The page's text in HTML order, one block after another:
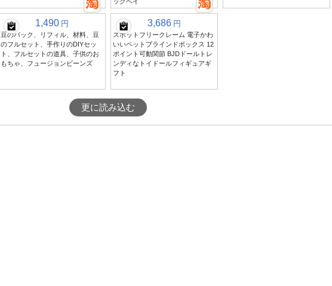
1,490 円
豆のパック、リフィル、材料、豆
のフルセット、手作りのDIYセッ
ト、フルセットの道具、子供のお
もちゃ、フュージョンビーンズ
3,686 円
スポットフリークレーム 電子かわ
いいペットブラインドボックス 12
ポイント可動関節 BJDドールトレ
ンディなトイドールフィギュアギ
フト
更に読み込む